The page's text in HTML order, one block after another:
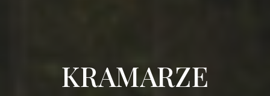
KRAMARZE